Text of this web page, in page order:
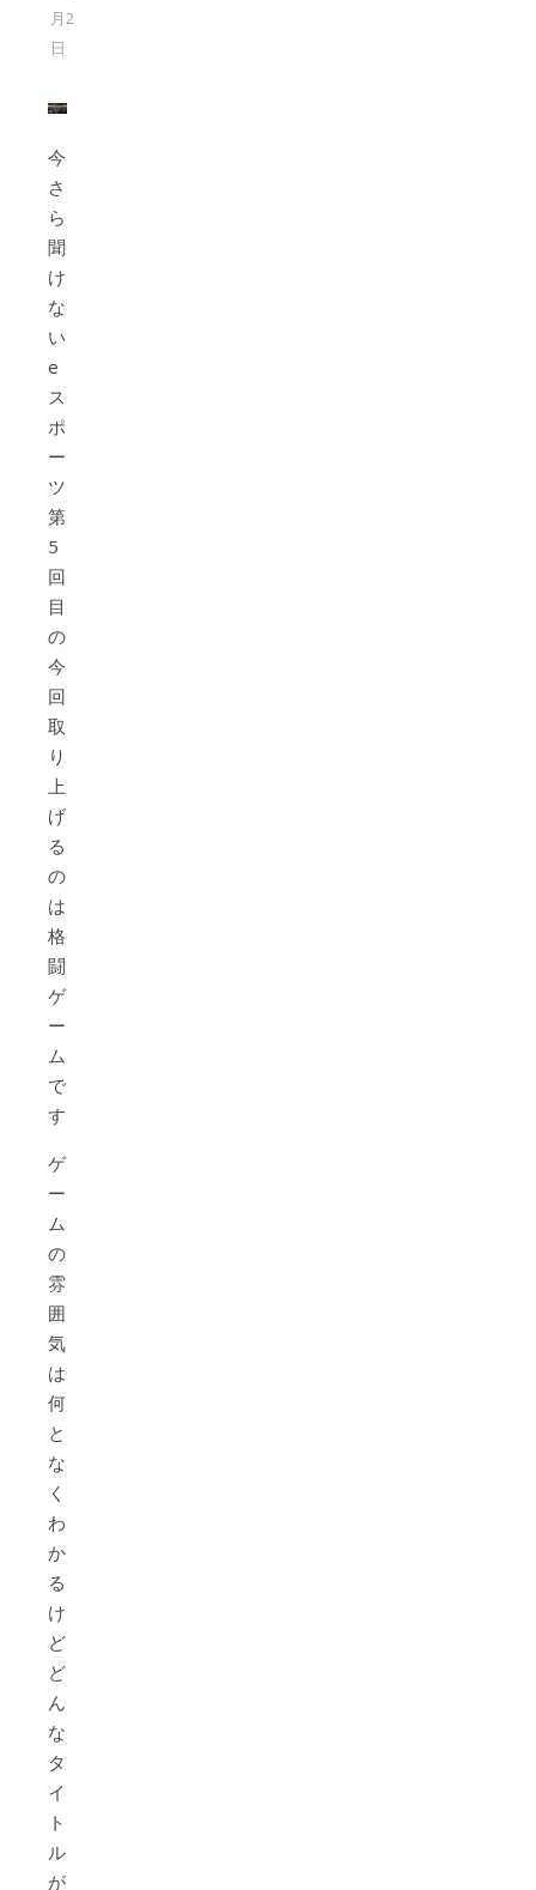
月2
日
今
さ
ら
聞
け
な
い
e
ス
ポ
ー
ツ、
第
5
回
目
の
今
回
取
り
上
げ
る
の
は
格
闘
ゲ
ー
ム
で
す！
ゲ
ー
ム
の
雰
囲
気
は
何
と
な
く
わ
か
る
け
ど、
ど
ん
な
タ
イ
ト
ル
が